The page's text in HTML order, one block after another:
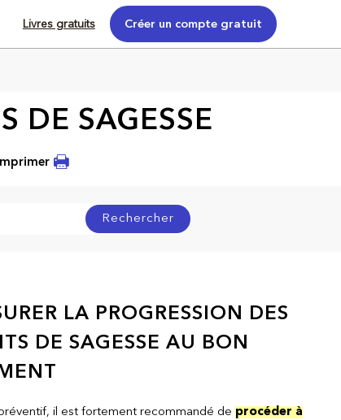
Livres gratuits Créer un compte gratuit
DE SAGESSE
Imprimer
Rechercher
LA PROGRESSION DES
DE SAGESSE AU BON
il est fortement recommandé de procéder à